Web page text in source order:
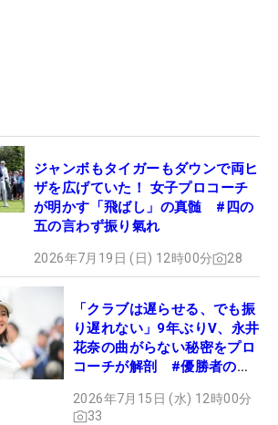
ジャンボもタイガーもダウンで両ヒ
ザを広げていた！ 女子プロコーチ
が明かす「飛ばし」の真髄 #四の
五の言わず振り氣れ
2026年7月19日 (日) 12時00分 28
「クラブは遅らせる、でも振
り遅れない」9年ぶりV、永井
花奈の曲がらない秘密をプロ
コーチが解剖 #優勝者のス
2026年7月15日 (水) 12時00分
33